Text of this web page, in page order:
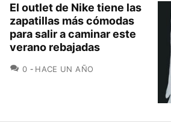
El outlet de Nike tiene las
zapatillas más cómodas
para salir a caminar este
verano rebajadas
0 COMENTARIOS
HACE UN AÑO